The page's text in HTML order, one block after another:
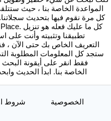
المواعدة الخاصة بنا ، حيث
كل مرة نقوم فيها بتحديث
تطبيقنا وتثبيته وأنت على
التعريف الخاص بك حتى الآن ،
فقط انقر على أيقونة البحث
الخاصة بنا. ابدأ الحديث
شروط الخصوصية